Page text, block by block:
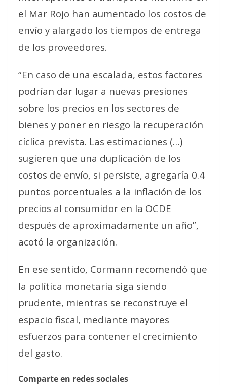
el Mar Rojo han aumentado los costos de
envío y alargado los tiempos de entrega
de los proveedores.
“En caso de una escalada, estos factores
podrían dar lugar a nuevas presiones
sobre los precios en los sectores de
bienes y poner en riesgo la recuperación
cíclica prevista. Las estimaciones (…)
sugieren que una duplicación de los
costos de envío, si persiste, agregaría 0.4
puntos porcentuales a la inflación de los
precios al consumidor en la OCDE
después de aproximadamente un año”,
acotó la organización.
En ese sentido, Cormann recomendó que
la política monetaria siga siendo
prudente, mientras se reconstruye el
espacio fiscal, mediante mayores
esfuerzos para contener el crecimiento
del gasto.
Comparte en redes sociales